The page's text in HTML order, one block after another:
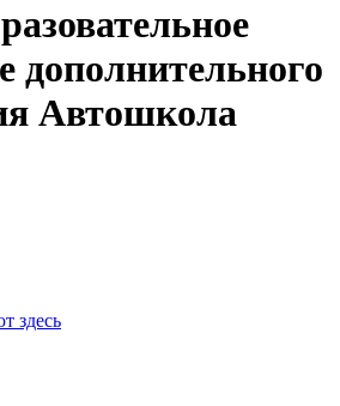
дополнительного
Автошкола
здесь